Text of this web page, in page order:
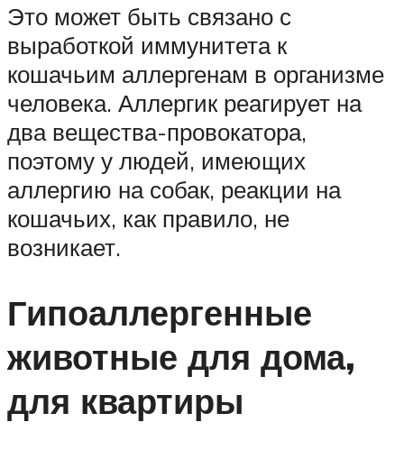
Это может быть связано с
выработкой иммунитета к
кошачьим аллергенам в организме
человека. Аллергик реагирует на
два вещества-провокатора,
поэтому у людей, имеющих
аллергию на собак, реакции на
кошачьих, как правило, не
возникает.
Гипоаллергенные
животные для дома,
для квартиры